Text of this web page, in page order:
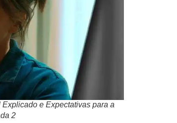
Explicado e Expectativas para a
2